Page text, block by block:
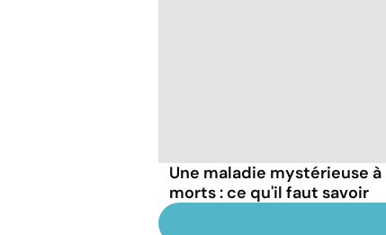
Une maladie mystérieuse
morts : ce qu'il faut savoir